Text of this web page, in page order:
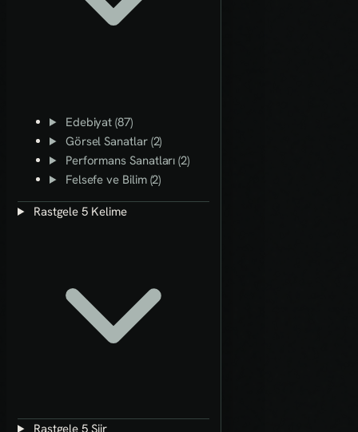
Edebiyat (87)
Görsel Sanatlar (2)
Performans Sanatları (2)
Felsefe ve Bilim (2)
Rastgele 5 Kelime
Rastgele 5 Şiir